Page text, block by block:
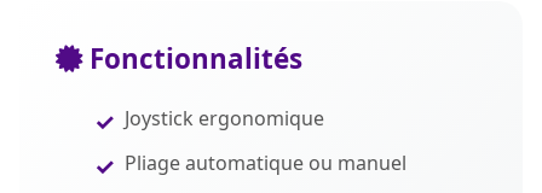
Fonctionnalités
Joystick ergonomique
Pliage automatique ou manuel